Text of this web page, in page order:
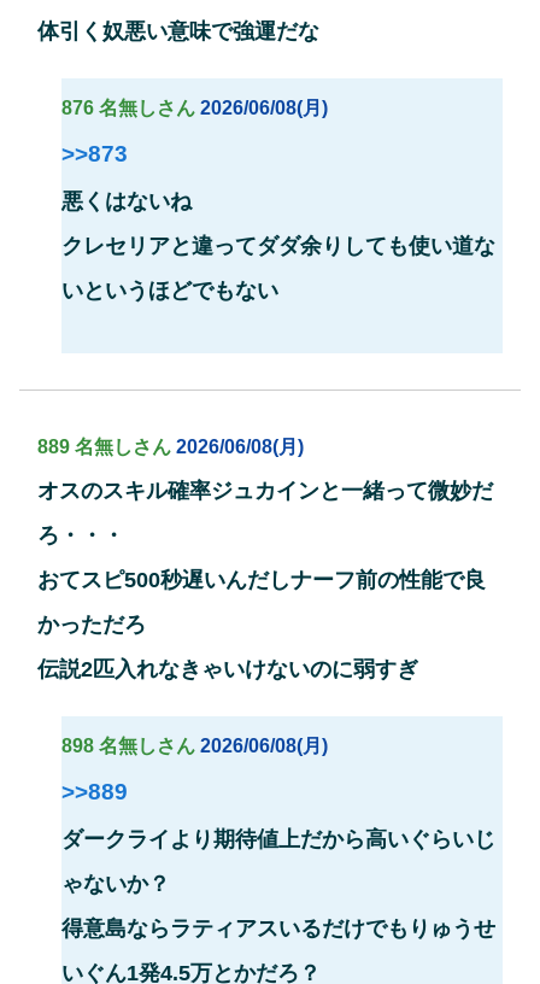
体引く奴悪い意味で強運だな
876 名無しさん 2026/06/08(月)
>>873
悪くはないね
クレセリアと違ってダダ余りしても使い道な
いというほどでもない
889 名無しさん 2026/06/08(月)
オスのスキル確率ジュカインと一緒って微妙だ
ろ・・・
おてスピ500秒遅いんだしナーフ前の性能で良
かっただろ
伝説2匹入れなきゃいけないのに弱すぎ
898 名無しさん 2026/06/08(月)
>>889
ダークライより期待値上だから高いぐらいじ
ゃないか？
得意島ならラティアスいるだけでもりゅうせ
いぐん1発4.5万とかだろ？